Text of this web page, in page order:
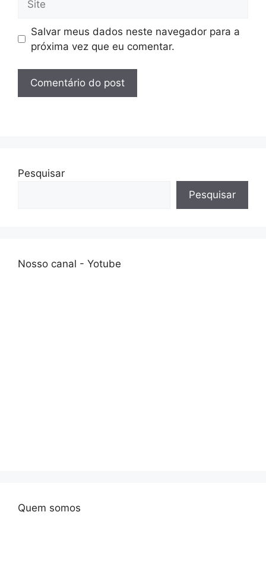
Salvar meus dados neste navegador para a
próxima vez que eu comentar.
Pesquisar
Pesquisar
Nosso canal - Yotube
Quem somos